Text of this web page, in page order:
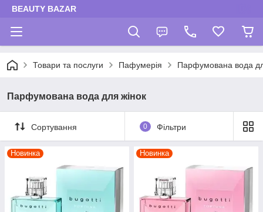
BEAUTY BAZAR
Товари та послуги Пафумерія Парфумована вода
Парфумована вода для жінок
Сортування 0 Фільтри
Новинка Новинка